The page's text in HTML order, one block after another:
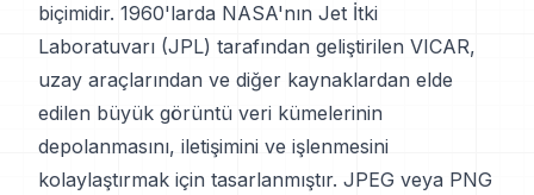
biçimidir. 1960'larda NASA'nın Jet İtki
Laboratuvarı (JPL) tarafından geliştirilen VICAR,
uzay araçlarından ve diğer kaynaklardan elde
edilen büyük görüntü veri kümelerinin
depolanmasını, iletişimini ve işlenmesini
kolaylaştırmak için tasarlanmıştır. JPEG veya PNG